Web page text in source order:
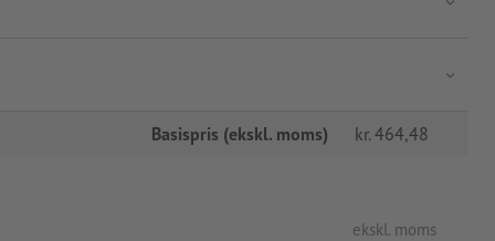
Basispris (ekskl. moms) kr. 464,48
ekskl. moms